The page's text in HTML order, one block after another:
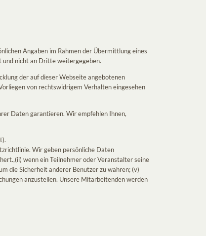
Angaben im Rahmen der Übermittlung eines
und nicht an Dritte weitergegeben.
der auf dieser Webseite angebotenen
von rechtswidrigem Verhalten eingesehen
Daten garantieren. Wir empfehlen Ihnen,
Wir geben persönliche Daten
wenn ein Teilnehmer oder Veranstalter seine
die Sicherheit anderer Benutzer zu wahren; (v)
anzustellen. Unsere Mitarbeitenden werden